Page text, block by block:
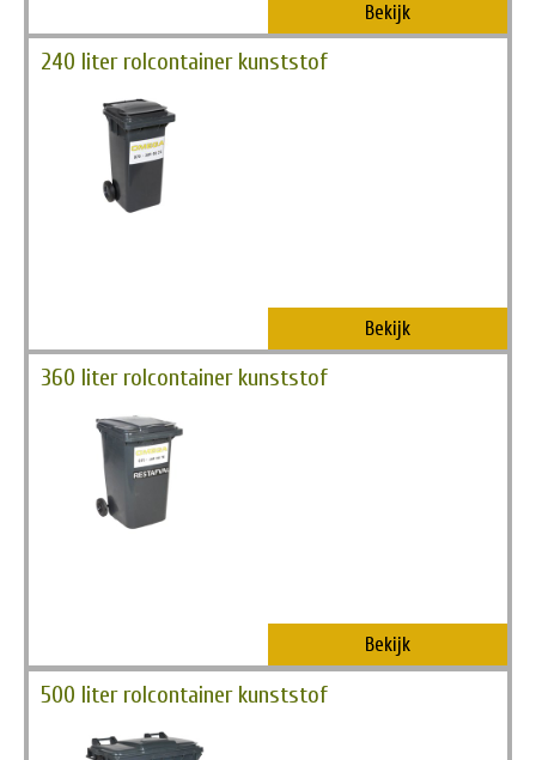
Bekijk
240 liter rolcontainer kunststof
Bekijk
360 liter rolcontainer kunststof
Bekijk
500 liter rolcontainer kunststof